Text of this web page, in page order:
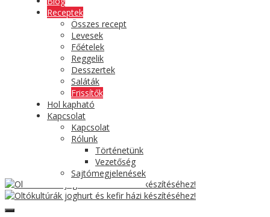
Receptek
Összes recept
Levesek
Főételek
Reggelik
Desszertek
Saláták
Frissítők
Hol kapható
Kapcsolat
Kapcsolat
Rólunk
Történetünk
Vezetőség
Sajtómegjelenések